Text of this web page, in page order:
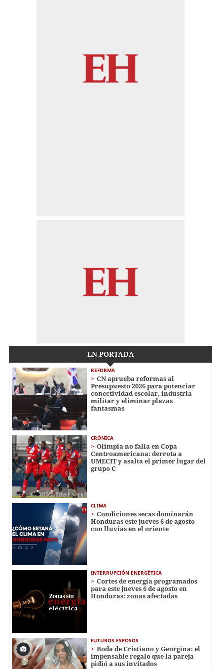
EN PORTADA
REFORMA
CN aprueba reformas al
Presupuesto 2026 para potenciar
conectividad escolar, industria
militar y eliminar plazas
fantasmas
CRÓNICA
Olimpia no falla en Copa
Centroamericana: derrota a
UMECIT y asalta el primer lugar del
grupo C
CLIMA
Condiciones secas dominarán
Honduras este jueves 6 de agosto
con lluvias en el oriente
INTERRUPCIÓN ENERGÉTICA
Cortes de energía programados
para este jueves 6 de agosto en
Honduras: zonas afectadas
FUTUROS ESPOSOS
Boda de Cristiano y Georgina: el
impensable regalo que la pareja
pidió a sus invitados